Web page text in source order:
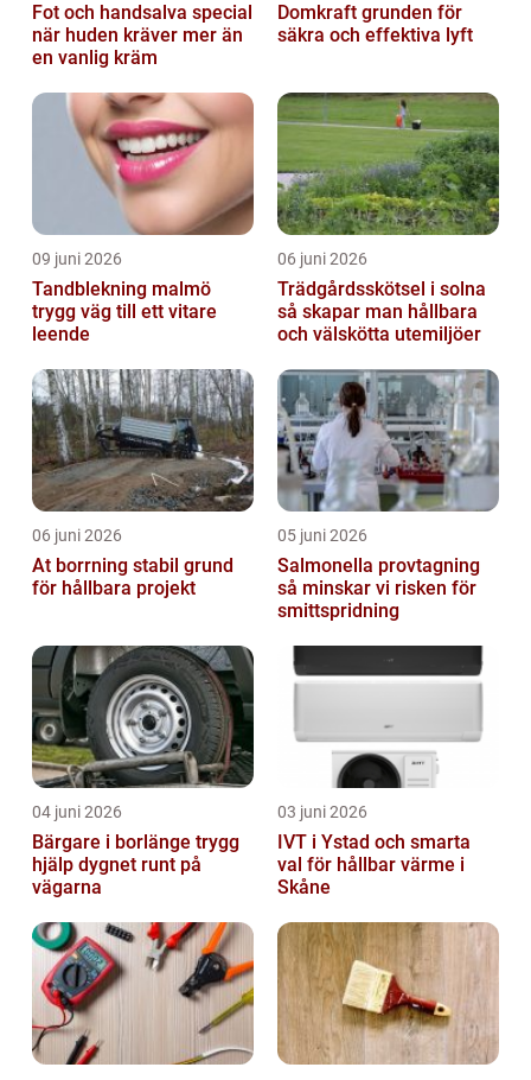
Fot och handsalva special
när huden kräver mer än
en vanlig kräm
Domkraft grunden för
säkra och effektiva lyft
09 juni 2026
Tandblekning malmö
trygg väg till ett vitare
leende
06 juni 2026
Trädgårdsskötsel i solna
så skapar man hållbara
och välskötta utemiljöer
06 juni 2026
At borrning stabil grund
för hållbara projekt
05 juni 2026
Salmonella provtagning
så minskar vi risken för
smittspridning
04 juni 2026
Bärgare i borlänge trygg
hjälp dygnet runt på
vägarna
03 juni 2026
IVT i Ystad och smarta
val för hållbar värme i
Skåne